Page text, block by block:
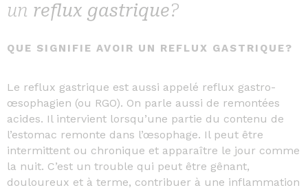
un reflux gastrique?
QUE SIGNIFIE AVOIR UN REFLUX GASTRIQUE?
Le reflux gastrique est aussi appelé reflux gastro-
œsophagien (ou RGO). On parle aussi de remontées
acides. Il intervient lorsqu’une partie du contenu de
l’estomac remonte dans l’œsophage. Il peut être
intermittent ou chronique et apparaître le jour comme
la nuit. C’est un trouble qui peut être gênant,
douloureux et à terme, contribuer à une inflammation